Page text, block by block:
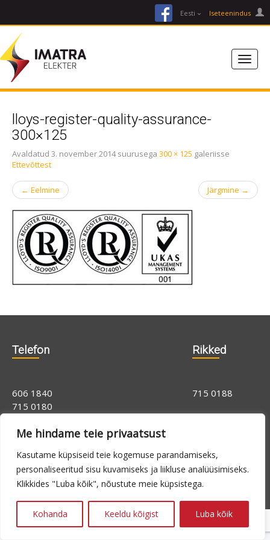
Me hindame teie privaatsust
Kasutame küpsiseid teie kogemuse parandamiseks,
personaliseeritud sisu kuvamiseks ja liikluse analüüsimiseks.
Klikkides "Luba kõik", nõustute meie küpsistega.
Kohanda Keeldu kõigist Luba kõik
facebookEesti Iseteenindus
lloys-register-quality-assurance-
300×125
Avaldatud 3. november 2014suurusega 300 × 125 galeriisse
Ettevõttest
← Eelmine Järgmine →
Telefon Rikked
606 1840
715 0180
715 0188
E-N 9.00 -
16.00, R 9.00 -
14.00
24h